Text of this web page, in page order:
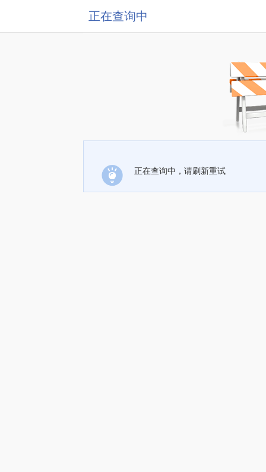
正在查询中
正在查询中，请刷新重试